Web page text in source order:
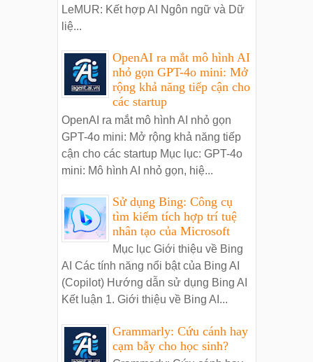
LeMUR: Kết hợp AI Ngôn ngữ và Dữ
liệ...
OpenAI ra mắt mô hình AI
nhỏ gọn GPT-4o mini: Mở
rộng khả năng tiếp cận cho
các startup
OpenAI ra mắt mô hình AI nhỏ gọn
GPT-4o mini: Mở rộng khả năng tiếp
cận cho các startup Mục lục: GPT-4o
mini: Mô hình AI nhỏ gọn, hiệ...
Sử dụng Bing: Công cụ
tìm kiếm tích hợp trí tuệ
nhân tạo của Microsoft
Mục lục Giới thiệu về Bing
AI Các tính năng nổi bật của Bing AI
(Copilot) Hướng dẫn sử dụng Bing AI
Kết luận 1. Giới thiệu về Bing AI...
Grammarly: Cứu cánh hay
cạm bẫy cho học sinh?